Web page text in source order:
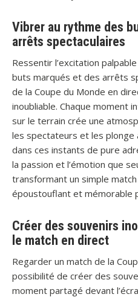
Vibrer au rythme des
arrêts spectaculaires
Ressentir l’excitation
buts marqués et des arrêts
de la Coupe du Monde en
inoubliable. Chaque moment
sur le terrain crée une
les spectateurs et les plonge
dans ces instants de pure
la passion et l’émotion que
transformant un simple
époustouflant et mémorable
Créer des souvenirs
le match en direct
Regarder un match de la
possibilité de créer des
moment partagé devant